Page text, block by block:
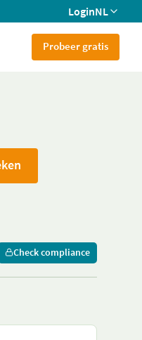
LoginNL
Probeer gratis
Check compliance